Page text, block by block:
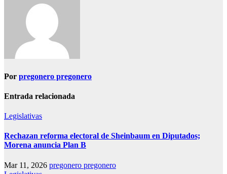
Por pregonero pregonero
Entrada relacionada
Legislativas
Rechazan reforma electoral de Sheinbaum en Diputados;
Morena anuncia Plan B
Mar 11, 2026 pregonero pregonero